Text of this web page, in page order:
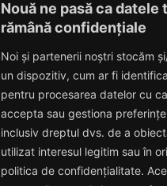
Nouă ne pasă ca datele
rămână confidențiale
Noi și partenerii noștri stocăm
un dispozitiv, cum ar fi
pentru procesarea datelor cu
accepta sau gestiona
inclusiv dreptul dvs. de a
utilizat interesul legitim sau în
politica de confidențialitate.
Eduard Nedelcu